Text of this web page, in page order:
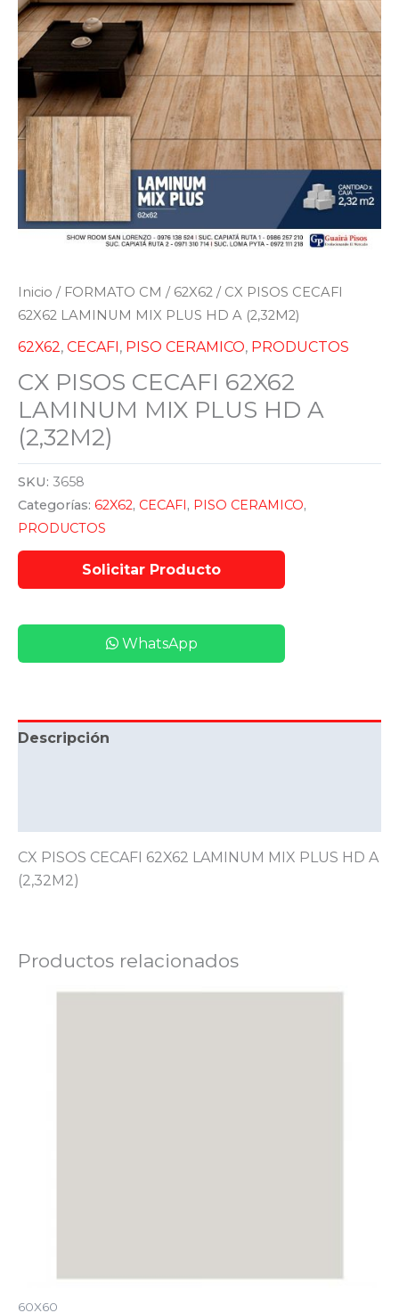
Inicio / FORMATO CM / 62X62 / CX PISOS CECAFI
62X62 LAMINUM MIX PLUS HD A (2,32M2)
62X62, CECAFI, PISO CERAMICO, PRODUCTOS
CX PISOS CECAFI 62X62
LAMINUM MIX PLUS HD A
(2,32M2)
SKU: 3658
Categorías: 62X62, CECAFI, PISO CERAMICO,
PRODUCTOS
WhatsApp
Descripción
CX PISOS CECAFI 62X62 LAMINUM MIX PLUS HD A
(2,32M2)
Productos relacionados
60X60